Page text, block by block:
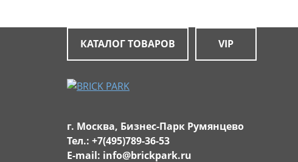
КАТАЛОГ ТОВАРОВ VIP
г. Москва, Бизнес-Парк Румянцево
Тел.: +7(495)789-36-53
E-mail: info@brickpark.ru